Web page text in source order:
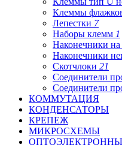
Клеммы
Лепестки 7
Наборы клемм 1
Наконечники на
Наконечники
Скотчлоки 21
Соединители
Соединители
КОММУТАЦИЯ
КОНДЕНСАТОРЫ
КРЕПЕЖ
МИКРОСХЕМЫ